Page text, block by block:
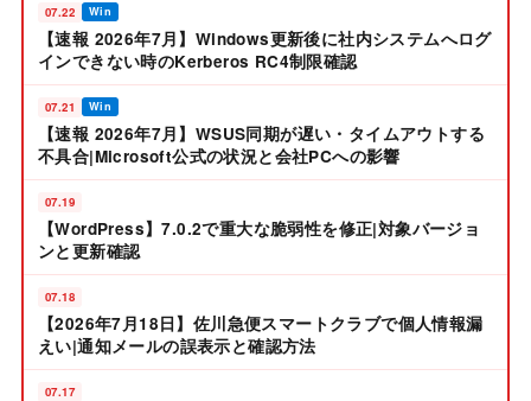
07.22 Win
【速報 2026年7月】Windows更新後に社内システムへログ
インできない時のKerberos RC4制限確認
07.21 Win
【速報 2026年7月】WSUS同期が遅い・タイムアウトする
不具合|Microsoft公式の状況と会社PCへの影響
07.19
【WordPress】7.0.2で重大な脆弱性を修正|対象バージョ
ンと更新確認
07.18
【2026年7月18日】佐川急便スマートクラブで個人情報漏
えい|通知メールの誤表示と確認方法
07.17